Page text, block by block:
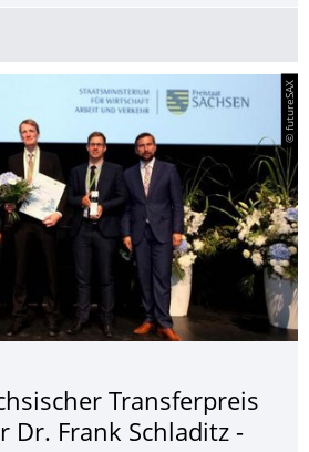
© futureSAX
Transferpreis
Dr. Frank Schladitz -